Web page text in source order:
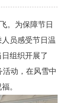
。为保障节日
员感受节日温
组织开展了
活动，在风雪中
。